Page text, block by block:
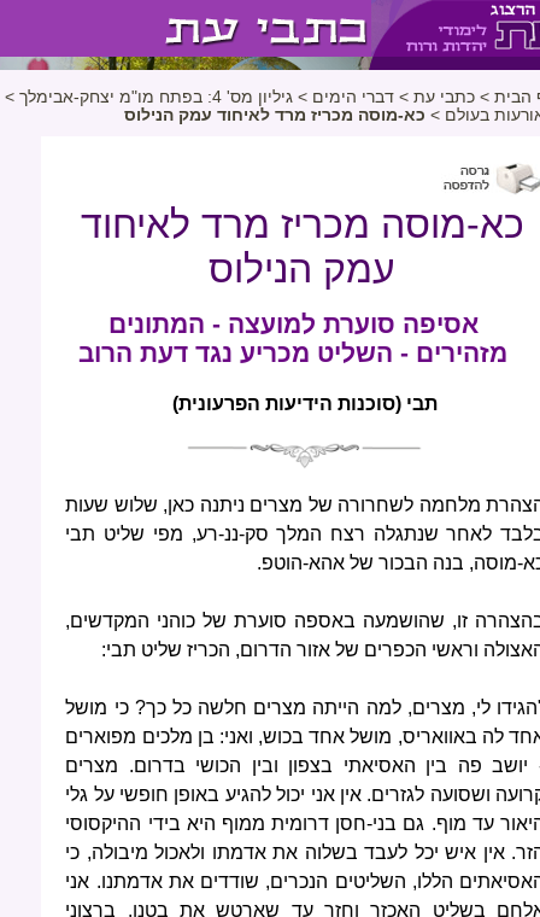
הבית > כתבי עת > דברי הימים > גיליון מס' 4: בפתח מו"מ יצחק-אבימלך
>
בעולם > כא-מוסה מכריז מרד לאיחוד עמק הנילוס
כא-מוסה מכריז מרד לאיחוד
עמק הנילוס
אסיפה סוערת למועצה - המתונים
מזהירים - השליט מכריע נגד דעת הרוב
תבי (סוכנות הידיעות הפרעונית)
מלחמה לשחרורה של מצרים ניתנה כאן, שלוש שעות
לאחר שנתגלה רצח המלך סק-ננ-רע, מפי שליט תבי
מוסה, בנה הבכור של אהא-הוטפ.
זו, שהושמעה באספה סוערת של כוהני המקדשים,
וראשי הכפרים של אזור הדרום, הכריז שליט תבי:
לי, מצרים, למה הייתה מצרים חלשה כל כך? כי מושל
לה באוואריס, מושל אחד בכוש, ואני: בן מלכים מפוארים
יושב פה בין האסיאתי בצפון ובין הכושי בדרום. מצרים
ושסועה לגזרים. אין אני יכול להגיע באופן חופשי על גלי
עד מוף. גם בני-חסן דרומית ממוף היא בידי ההיקסוסי
אין איש יכל לעבד בשלוה את אדמתו ולאכול מיבולה, כי
הללו, השליטים הנכרים, שודדים את אדמתנו. אני
בשליט האכזר וחזר עד שארטש את בטנו. ברצוני